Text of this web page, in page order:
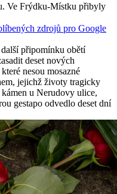
Ve Frýdku-Místku přibyly
zdrojů pro Google
připomínku obětí
deset nových
nesou mosazné
jejichž životy tragicky
u Nerudovy ulice,
gestapo odvedlo deset dní